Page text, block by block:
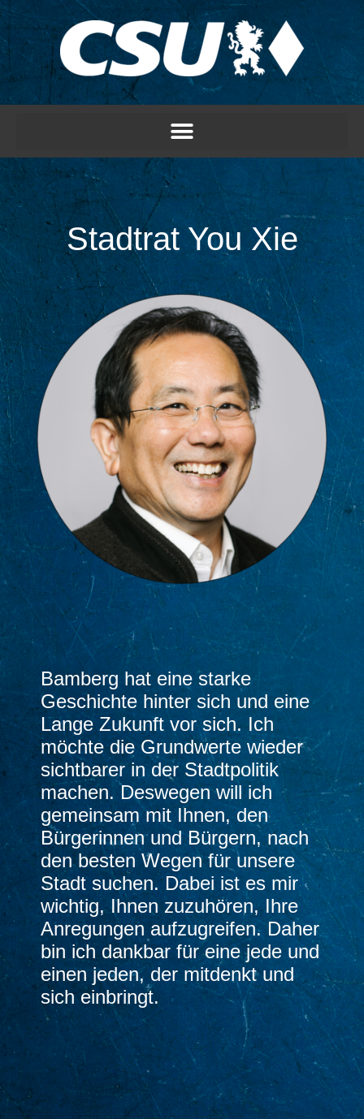
Stadtrat You Xie
Bamberg hat eine starke
Geschichte hinter sich und eine
Lange Zukunft vor sich. Ich
möchte die Grundwerte wieder
sichtbarer in der Stadtpolitik
machen. Deswegen will ich
gemeinsam mit Ihnen, den
Bürgerinnen und Bürgern, nach
den besten Wegen für unsere
Stadt suchen. Dabei ist es mir
wichtig, Ihnen zuzuhören, Ihre
Anregungen aufzugreifen. Daher
bin ich dankbar für eine jede und
einen jeden, der mitdenkt und
sich einbringt.